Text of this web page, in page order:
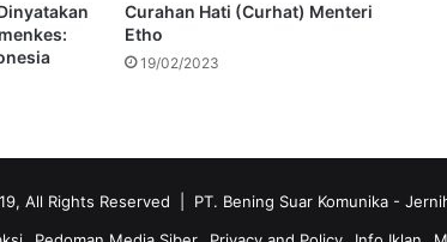
Curahan Hati (Curhat) Menteri
Etho
19/02/2023
All Rights Reserved | PT. Bening Suar Komunika -